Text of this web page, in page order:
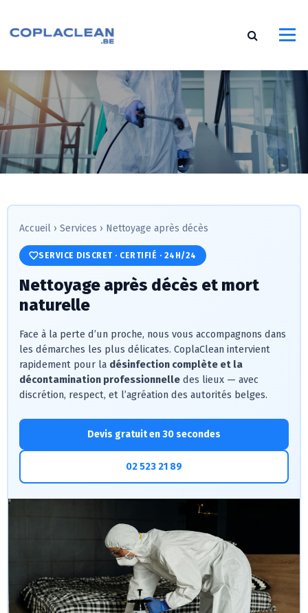
c
o
n
t
Accueil › Services › Nettoyage après décès
SERVICE DISCRET · CERTIFIÉ · 24H/24
Nettoyage après décès et mort
naturelle
Face à la perte d’un proche, nous vous accompagnons dans
les démarches les plus délicates. CoplaClean intervient
rapidement pour la désinfection complète et la
décontamination professionnelle des lieux — avec
discrétion, respect, et l’agréation des autorités belges.
Devis gratuit en 30 secondes
02 523 21 89